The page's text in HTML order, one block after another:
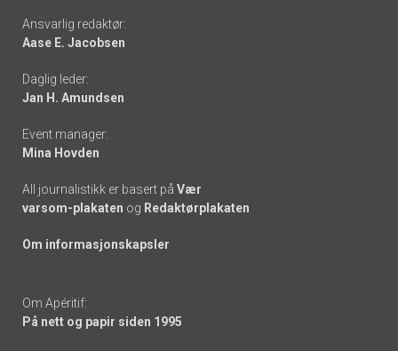
Footer
-
links
Ansvarlig redaktør:
Aase E. Jacobsen
Daglig leder:
Jan H. Amundsen
Event manager:
Mina Hovden
All journalistikk er basert på Vær
varsom-plakaten og Redaktørplakaten
Om informasjonskapsler
Om Apéritif:
På nett og papir siden 1995